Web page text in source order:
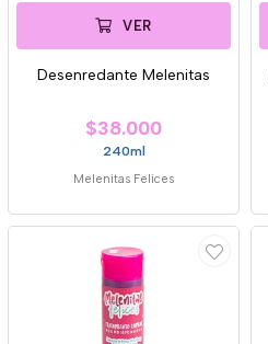
VER
Desenredante Melenitas
$38.000
240ml
Melenitas Felices